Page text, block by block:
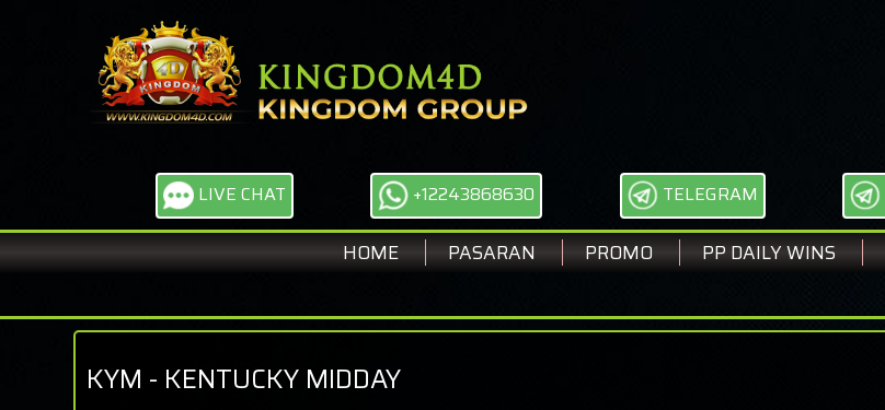
LIVE CHAT +12243868630 TELEGRAM
HOME PASARAN PROMO PP DAILY WINS
KYM - KENTUCKY MIDDAY